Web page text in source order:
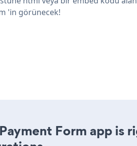
'in görünecek!
Form app is